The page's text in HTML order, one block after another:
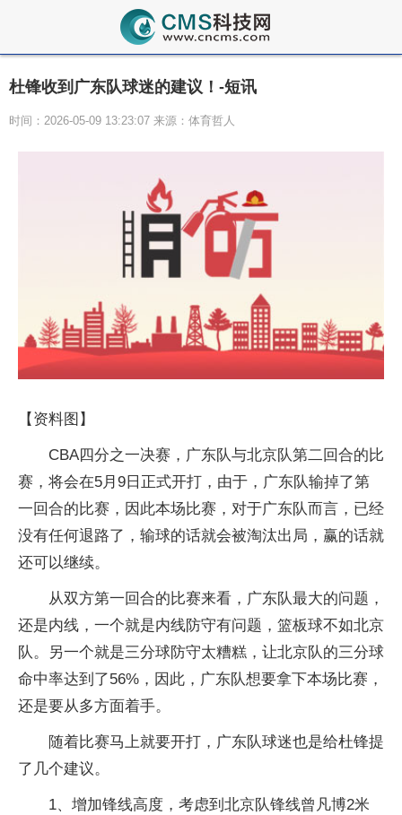
杜锋收到广东队球迷的建议！-短讯
时间：2026-05-09 13:23:07 来源：体育哲人
【资料图】
CBA四分之一决赛，广东队与北京队第二回合的比
赛，将会在5月9日正式开打，由于，广东队输掉了第
一回合的比赛，因此本场比赛，对于广东队而言，已经
没有任何退路了，输球的话就会被淘汰出局，赢的话就
还可以继续。
从双方第一回合的比赛来看，广东队最大的问题，
还是内线，一个就是内线防守有问题，篮板球不如北京
队。另一个就是三分球防守太糟糕，让北京队的三分球
命中率达到了56%，因此，广东队想要拿下本场比赛，
还是要从多方面着手。
随着比赛马上就要开打，广东队球迷也是给杜锋提
了几个建议。
1、增加锋线高度，考虑到北京队锋线曾凡博2米